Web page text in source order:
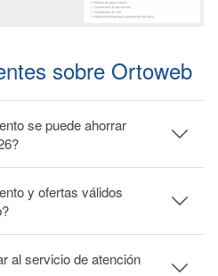
sobre Ortoweb
se puede ahorrar
y ofertas válidos
al servicio de atención